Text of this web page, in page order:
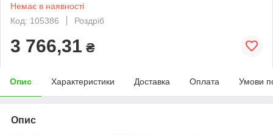
Немає в наявності
Код: 105386
Роздріб
3 766,31 ₴
Опис Характеристики Доставка Оплата Умови
Опис